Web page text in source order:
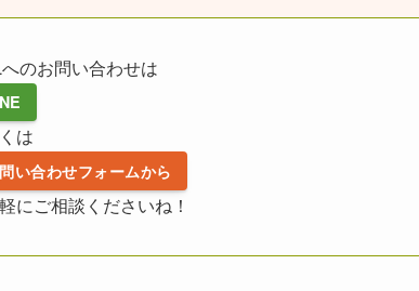
のお問い合わせは
は
い合わせフォームから
にご相談くださいね！